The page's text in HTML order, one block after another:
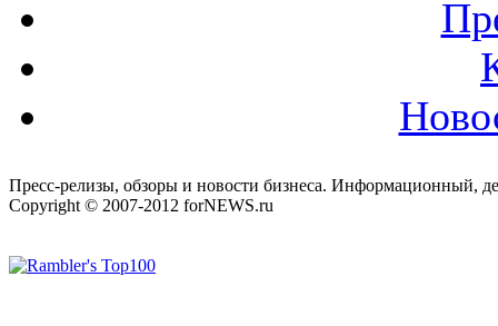
Пресс-релизы, обзоры и новости бизнеса. Информационный,
Copyright © 2007-2012 forNEWS.ru